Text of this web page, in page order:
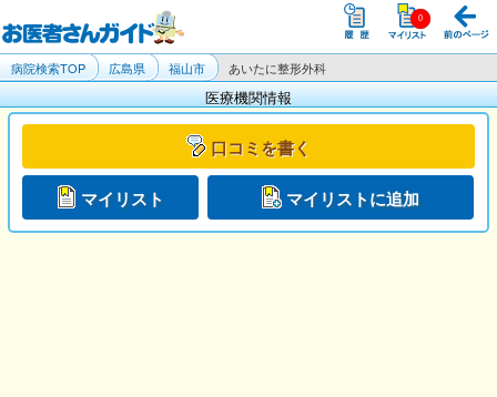
病院検索TOP 広島県 福山市 あいたに整形外科
医療機関情報
口コミを書く
マイリスト マイリストに追加